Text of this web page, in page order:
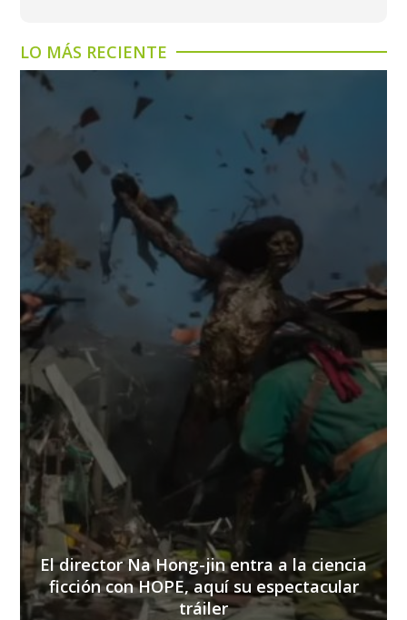
LO MÁS RECIENTE
El director Na Hong-jin entra a la ciencia
ficción con HOPE, aquí su espectacular
tráiler